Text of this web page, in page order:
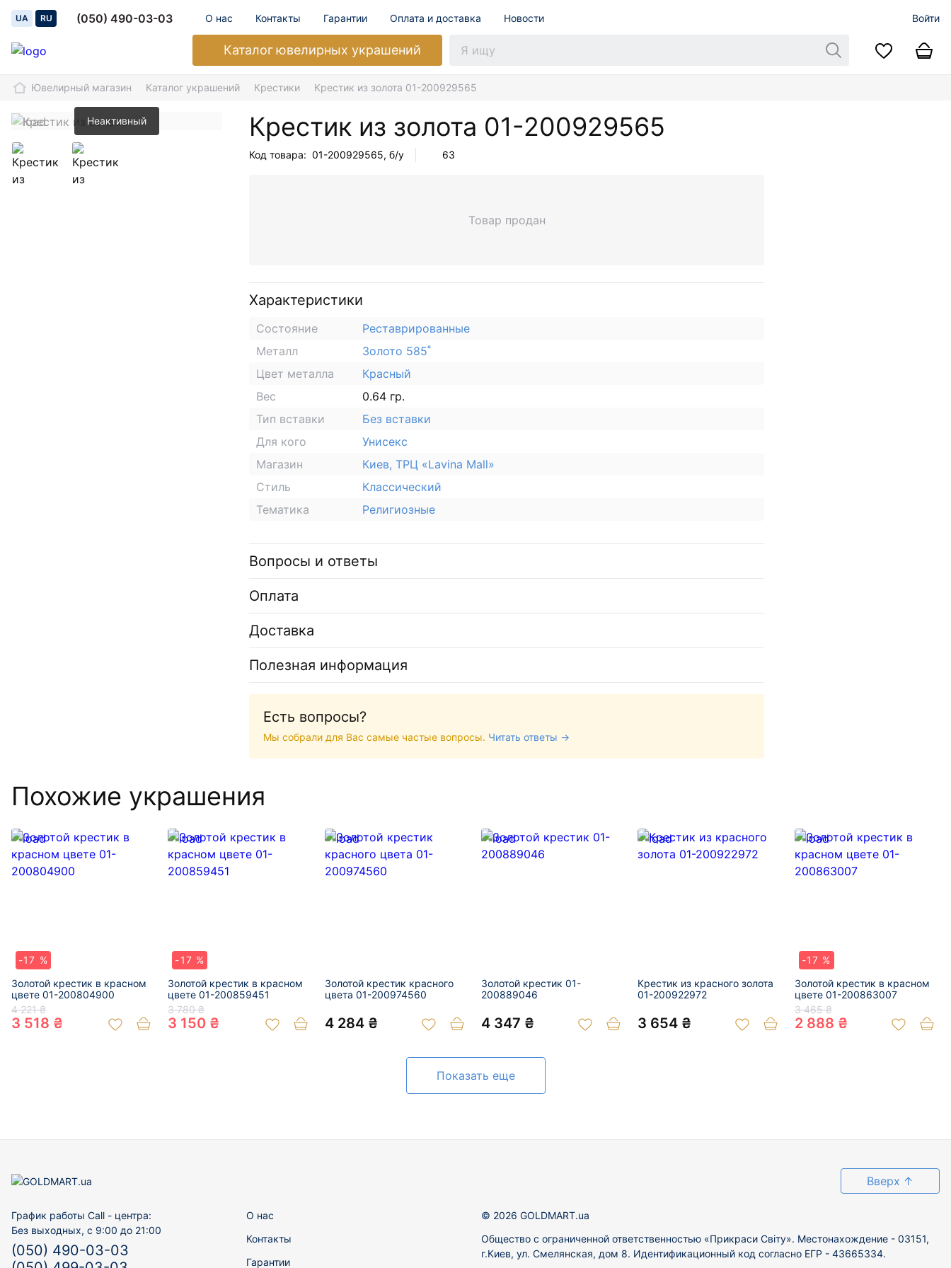
UA RU (050) 490-03-03 О нас Контакты Гарантии Оплата и доставка Новости Войти
Каталогювелирных украшений
Ювелирный магазин Каталог украшений Крестики Крестик из золота 01-200929565
Неактивный Крестик из золота 01-200929565
Код товара: 01-200929565, б/у 63
Товар продан
Характеристики
Состояние
Реставрированные
Металл
Золото 585˚
Цвет металла
Красный
Вес
0.64 гр.
Тип вставки
Без вставки
Для кого
Унисекс
Магазин
Киев, ТРЦ «Lavina Mall»
Стиль
Классический
Тематика
Религиозные
Вопросы и ответы
Оплата
Доставка
Полезная информация
Есть вопросы?
Мы собрали для Вас самые частые вопросы. Читать ответы →
Похожие украшения
-17 %
Золотой крестик в красном
цвете 01-200804900
4 221 ₴
3 518 ₴
-17 %
Золотой крестик в красном
цвете 01-200859451
3 780 ₴
3 150 ₴
Золотой крестик красного
цвета 01-200974560
4 284 ₴
Золотой крестик 01-
200889046
4 347 ₴
Крестик из красного золота
01-200922972
3 654 ₴
-17 %
Золотой крестик в красном
цвете 01-200863007
3 465 ₴
2 888 ₴
Показать еще
Вверх ↑
График работы Call - центра:
Без выходных, с 9:00 до 21:00
(050) 490-03-03
О нас
Контакты
Гарантии
© 2026 GOLDMART.ua
Общество с ограниченной ответственностью «Прикраси Світу». Местонахождение - 03151,
г.Киев, ул. Смелянская, дом 8. Идентификационный код согласно ЕГР - 43665334.